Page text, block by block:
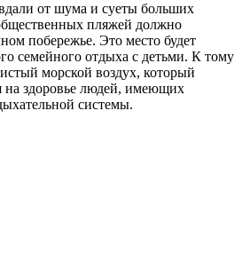
от шума и суеты больших
пляжей должно
побережье. Это место будет
семейного отдыха с детьми. К тому
морской воздух, который
на здоровье людей, имеющих
системы.